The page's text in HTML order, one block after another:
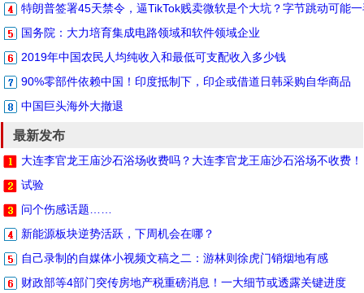
特朗普签署45天禁令，逼TikTok贱卖微软是个大坑？字节跳动可能
国务院：大力培育集成电路领域和软件领域企业
2019年中国农民人均纯收入和最低可支配收入多少钱
90%零部件依赖中国！印度抵制下，印企或借道日韩采购自华商品
中国巨头海外大撤退
最新发布
大连李官龙王庙沙石浴场收费吗？大连李官龙王庙沙石浴场不收费！
试验
问个伤感话题……
新能源板块逆势活跃，下周机会在哪？
自己录制的自媒体小视频文稿之二：游林则徐虎门销烟地有感
财政部等4部门突传房地产税重磅消息！一大细节或透露关键进度